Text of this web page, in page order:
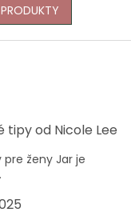
tipy od Nicole Lee
ženy Jar je